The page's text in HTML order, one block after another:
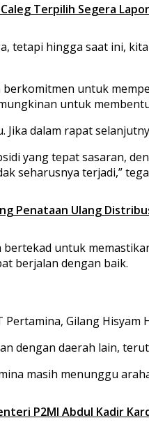
Terpilih Segera
tetapi hingga saat ini,
berkomitmen untuk
untuk
dalam rapat
yang tepat sasaran,
seharusnya terjadi,”
Penataan Ulang
bertekad untuk
berjalan dengan baik.
Gilang
dengan daerah lain,
masih menunggu
P2MI Abdul Kadir